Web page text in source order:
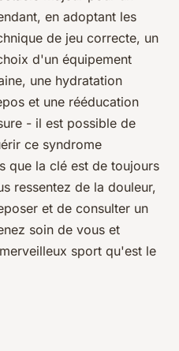
en adoptant les
de jeu correcte, un
d'un équipement
une hydratation
et une rééducation
- il est possible de
ce syndrome
que la clé est de toujours
ressentez de la douleur,
et de consulter un
soin de vous et
sport qu'est le